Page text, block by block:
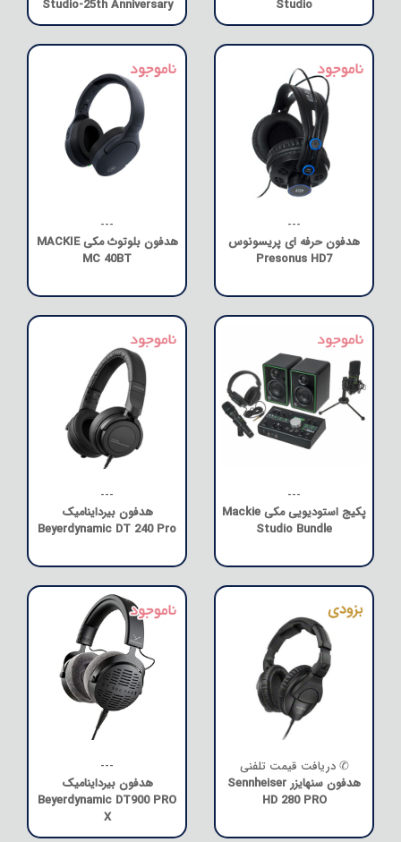
Studio
Studio-25th Anniversary
---
هدفون حرفه ای پریسونوس
Presonus HD7
---
هدفون بلوتوث مکی MACKIE
MC 40BT
---
پکیج استودیویی مکی Mackie
Studio Bundle
---
هدفون بیرداینامیک
Beyerdynamic DT 240 Pro
✆ دریافت قیمت تلفنی
هدفون سنهایزر Sennheiser
HD 280 PRO
---
هدفون بیرداینامیک
Beyerdynamic DT900 PRO
X